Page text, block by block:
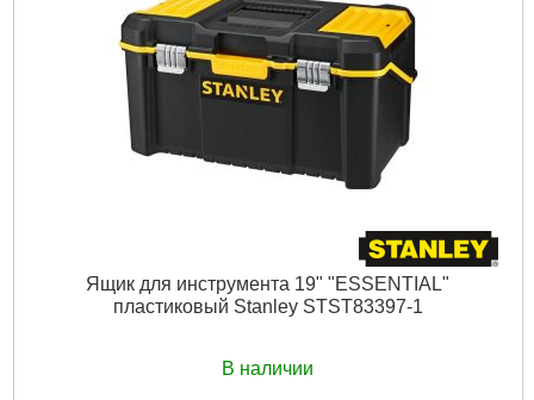
Вес брутто:
2,160 г
Подробнее...
Ящик для инструмента 19" "ESSENTIAL"
пластиковый Stanley STST83397-1
В наличии